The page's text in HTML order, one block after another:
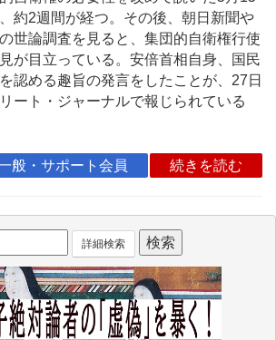
約2週間が経つ。その後、朝日新聞や
世論調査を見ると、集団的自衛権行使
が目立っている。安倍首相自身、国民
認める趣旨の発言をしたことが、27日
ート・ジャーナルで報じられている
般・サポート会員 続きを読む
詳細検索